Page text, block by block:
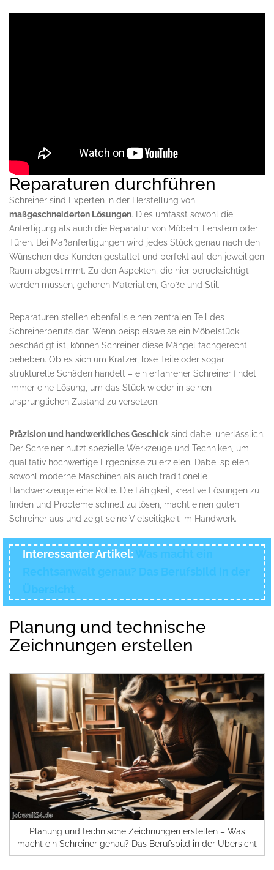
Maßanfertigungen und
Reparaturen durchführen
Schreiner sind Experten in der Herstellung von
maßgeschneiderten Lösungen. Dies umfasst sowohl die
Anfertigung als auch die Reparatur von Möbeln, Fenstern oder
Türen. Bei Maßanfertigungen wird jedes Stück genau nach den
Wünschen des Kunden gestaltet und perfekt auf den jeweiligen
Raum abgestimmt. Zu den Aspekten, die hier berücksichtigt
werden müssen, gehören Materialien, Größe und Stil.
Reparaturen stellen ebenfalls einen zentralen Teil des
Schreinerberufs dar. Wenn beispielsweise ein Möbelstück
beschädigt ist, können Schreiner diese Mängel fachgerecht
beheben. Ob es sich um Kratzer, lose Teile oder sogar
strukturelle Schäden handelt – ein erfahrener Schreiner findet
immer eine Lösung, um das Stück wieder in seinen
ursprünglichen Zustand zu versetzen.
Präzision und handwerkliches Geschick sind dabei unerlässlich.
Der Schreiner nutzt spezielle Werkzeuge und Techniken, um
qualitativ hochwertige Ergebnisse zu erzielen. Dabei spielen
sowohl moderne Maschinen als auch traditionelle
Handwerkzeuge eine Rolle. Die Fähigkeit, kreative Lösungen zu
finden und Probleme schnell zu lösen, macht einen guten
Schreiner aus und zeigt seine Vielseitigkeit im Handwerk.
Interessanter Artikel: Was macht ein
Rechtsanwalt genau? Das Berufsbild in der
Übersicht
Planung und technische
Zeichnungen erstellen
Planung und technische Zeichnungen erstellen – Was
macht ein Schreiner genau? Das Berufsbild in der Übersicht